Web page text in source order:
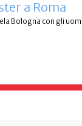
a Roma
Bologna con gli